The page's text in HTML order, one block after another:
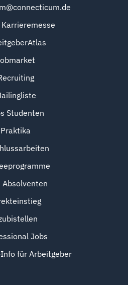
Studenten
Praktika
Absolventen
Jobs
für Arbeitgeber